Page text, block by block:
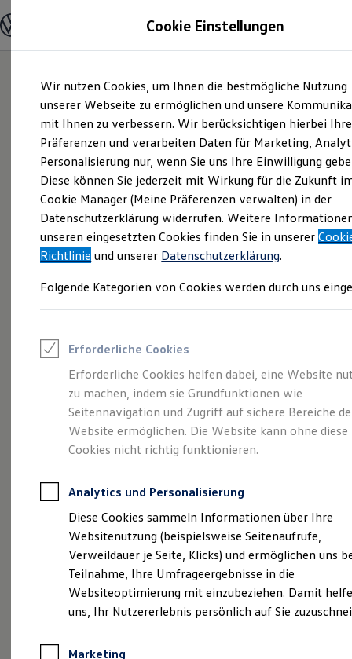
Hauptinhalt
springen
Footer
springen
Modelle und Konfigurator
Modelle vergleichen
Elektroautos
ENERGY Sondermodelle
Nutzfahrzeuge
SUV und CUV
Familienautos
Kombis
Kompaktwagen
Sportwagen
Schnell verfügbare Fahrzeuge
Angebote und Produkte
Aktuelle Angebote
E-Auto-Förderung
Volkswagen Marktplatz
Junge Gebrauchtwagen und Gebrauchtwagen
Saisonangebote
Leasing
Leasing-Angebote
Gebrauchtwagen Leasing
Junge Gebrauchtwagen-Leasing
Elektroauto Leasing
Kleinwagen-Leasing
Leasing ohne Anzahlung
Autokredit mit Schlussrate
Versicherungen und Garantien
Kfz-Versicherung
Restschuldversicherungen
Garantien
Wartungsverträge
Geschäftskunden
Professional Class bei Volkswagen
Großkunden
Behörden
Anpfiff zum Gewinn
Mehr Raum für alle(s).
Der Tayron.
Cookie Einstellungen
Wir nutzen Cookies, um Ihnen die bestmögliche Nutzung
unserer Webseite zu ermöglichen und unsere
mit Ihnen zu verbessern. Wir berücksichtigen hierbei Ihre
Präferenzen und verarbeiten Daten für Marketing,
Personalisierung nur, wenn Sie uns Ihre Einwilligung
Diese können Sie jederzeit mit Wirkung für die Zukunft
Cookie Manager (Meine Präferenzen verwalten) in der
Datenschutzerklärung widerrufen. Weitere
unseren eingesetzten Cookies finden Sie in unserer
Richtlinie und unserer Datenschutzerklärung.
Folgende Kategorien von Cookies werden durch uns
Erforderliche Cookies
Erforderliche Cookies helfen dabei, eine Website
zu machen, indem sie Grundfunktionen wie
Seitennavigation und Zugriff auf sichere Bereiche
Website ermöglichen. Die Website kann ohne diese
Cookies nicht richtig funktionieren.
Analytics und Personalisierung
Diese Cookies sammeln Informationen über Ihre
Websitenutzung (beispielsweise Seitenaufrufe,
Verweildauer je Seite, Klicks) und ermöglichen uns
Teilnahme, Ihre Umfrageergebnisse in die
Websiteoptimierung mit einzubeziehen. Damit
uns, Ihr Nutzererlebnis persönlich auf Sie
Marketing